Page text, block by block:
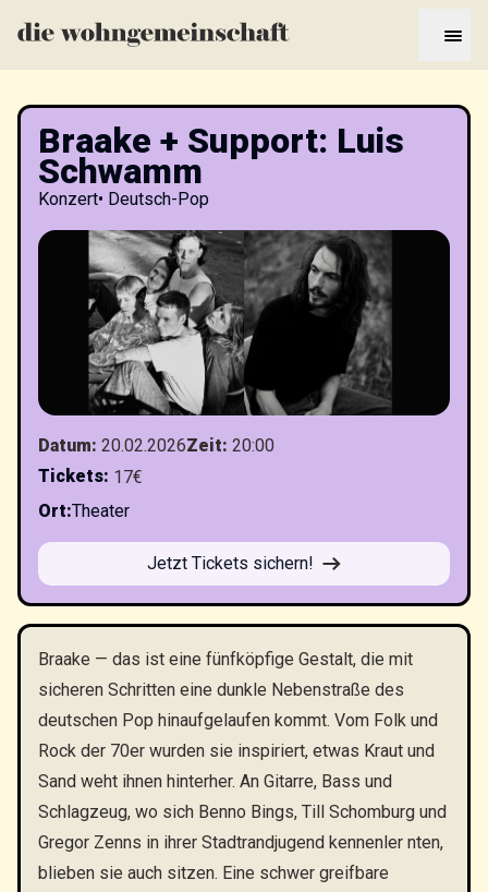
Braake + Support: Luis
Schwamm
Konzert• Deutsch-Pop
Datum: 20.02.2026Zeit: 20:00
Tickets: 17€
Ort:Theater
Jetzt Tickets sichern!
Braake — das ist eine fünfköpfige Gestalt, die mit
sicheren Schritten eine dunkle Nebenstraße des
deutschen Pop hinaufgelaufen kommt. Vom Folk und
Rock der 70er wurden sie inspiriert, etwas Kraut und
Sand weht ihnen hinterher. An Gitarre, Bass und
Schlagzeug, wo sich Benno Bings, Till Schomburg und
Gregor Zenns in ihrer Stadtrandjugend kennenler nten,
blieben sie auch sitzen. Eine schwer greifbare